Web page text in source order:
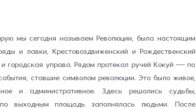
мы сегодня называем Революции, была настоящим
и лавки, Крестовоздвиженский и Рождественский
городская управа. Рядом протекал ручей Кокуй — по
ставшие символом революции. Это было живое,
и административное. Здесь решались судьбы,
выходным площадь заполнялась людьми. После